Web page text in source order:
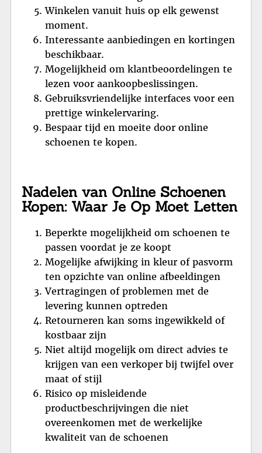
Winkelen vanuit huis op elk gewenst
moment.
Interessante aanbiedingen en kortingen
beschikbaar.
Mogelijkheid om klantbeoordelingen te
lezen voor aankoopbeslissingen.
Gebruiksvriendelijke interfaces voor een
prettige winkelervaring.
Bespaar tijd en moeite door online
schoenen te kopen.
Nadelen van Online Schoenen
Kopen: Waar Je Op Moet Letten
Beperkte mogelijkheid om schoenen te
passen voordat je ze koopt
Mogelijke afwijking in kleur of pasvorm
ten opzichte van online afbeeldingen
Vertragingen of problemen met de
levering kunnen optreden
Retourneren kan soms ingewikkeld of
kostbaar zijn
Niet altijd mogelijk om direct advies te
krijgen van een verkoper bij twijfel over
maat of stijl
Risico op misleidende
productbeschrijvingen die niet
overeenkomen met de werkelijke
kwaliteit van de schoenen